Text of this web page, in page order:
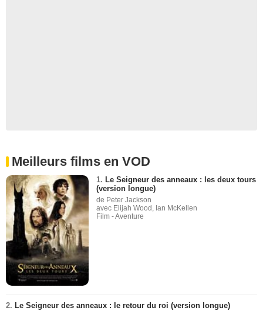
Meilleurs films en VOD
1. Le Seigneur des anneaux : les deux tours
(version longue)
de Peter Jackson
avec Elijah Wood, Ian McKellen
Film - Aventure
2. Le Seigneur des anneaux : le retour du roi (version longue)